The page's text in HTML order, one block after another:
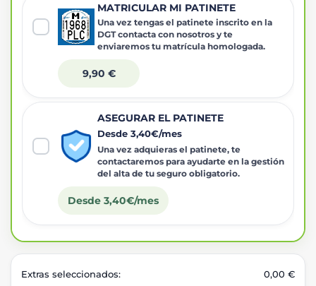
MATRICULAR MI PATINETE
Una vez tengas el patinete inscrito en la
DGT contacta con nosotros y te
enviaremos tu matrícula homologada.
9,90 €
ASEGURAR EL PATINETE
Desde 3,40€/mes
Una vez adquieras el patinete, te
contactaremos para ayudarte en la gestión
del alta de tu seguro obligatorio.
Desde 3,40€/mes
Extras seleccionados: 0,00 €